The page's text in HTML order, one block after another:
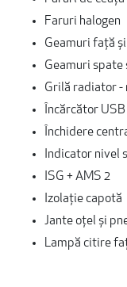
Faruri halogen
Geamuri față
Geamuri spate
Grilă radiator -
Încărcător USB
Închidere
Indicator nivel
ISG + AMS 2
Izolaţie capotă
Jante oțel și
Lampă citire